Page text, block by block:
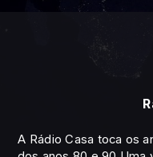
A Rádio Casa toca os